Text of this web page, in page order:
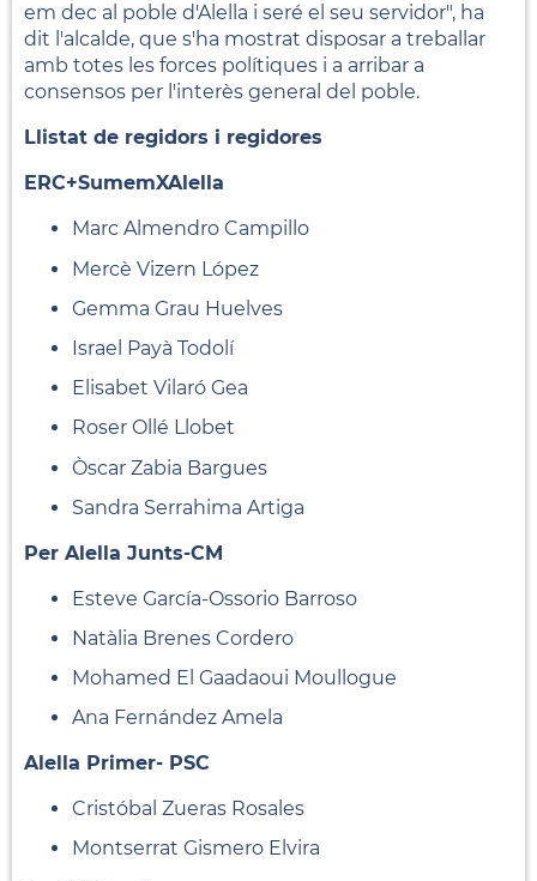
em dec al poble d'Alella i seré el seu servidor", ha
dit l'alcalde, que s'ha mostrat disposar a treballar
amb totes les forces polítiques i a arribar a
consensos per l'interès general del poble.
Llistat de regidors i regidores
ERC+SumemXAlella
Marc Almendro Campillo
Mercè Vizern López
Gemma Grau Huelves
Israel Payà Todolí
Elisabet Vilaró Gea
Roser Ollé Llobet
Òscar Zabia Bargues
Sandra Serrahima Artiga
Per Alella Junts-CM
Esteve García-Ossorio Barroso
Natàlia Brenes Cordero
Mohamed El Gaadaoui Moullogue
Ana Fernández Amela
Alella Primer- PSC
Cristóbal Zueras Rosales
Montserrat Gismero Elvira